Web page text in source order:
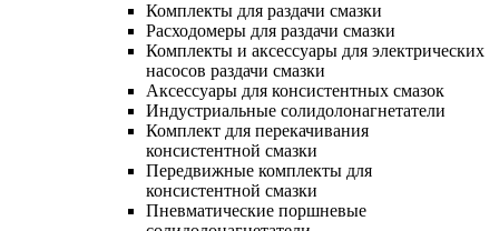
Комплекты для раздачи смазки
Расходомеры для раздачи смазки
Комплекты и аксессуары для электрических
насосов раздачи смазки
Аксессуары для консистентных смазок
Индустриальные солидолонагнетатели
Комплект для перекачивания
консистентной смазки
Передвижные комплекты для
консистентной смазки
Пневматические поршневые